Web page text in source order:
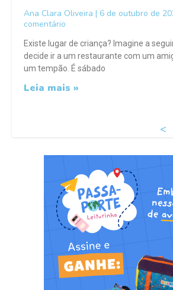
Ana Clara Oliveira 6 de outubro de
comentário
Existe lugar de criança? Imagine a
decide ir a um restaurante com um
um tempão. É sábado
Leia mais »
<